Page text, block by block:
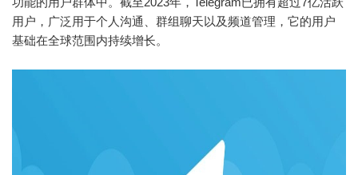
用户，广泛用于个人沟通、群组聊天以及频道管理，它的用户
基础在全球范围内持续增长。